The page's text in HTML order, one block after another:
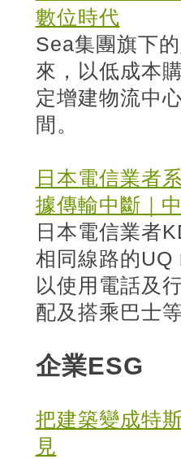
數位時代
Sea集團旗下
來，以低成本
定增建物流中
間。
日本電信業者
據傳輸中斷｜
日本電信業者
相同線路的
以使用電話及
配及搭乘巴士等
企業ESG
把建築變成特
見